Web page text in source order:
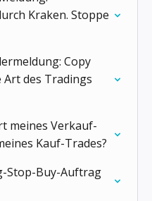
Kraken. Stoppe
Copy
des Tradings
meines Verkauf-
Kauf-Trades?
Stop-Buy-Auftrag